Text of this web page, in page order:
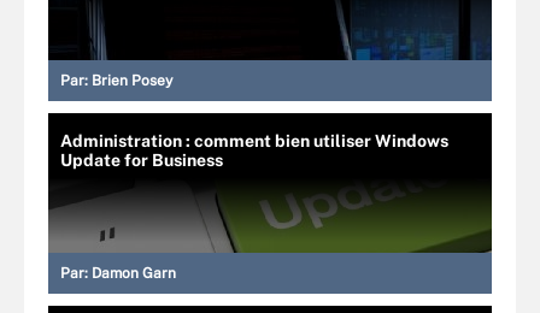
Par: Brien Posey
Administration : comment bien utiliser Windows
Update for Business
Par: Damon Garn